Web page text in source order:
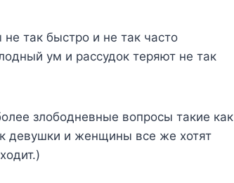
так быстро и не так часто
ум и рассудок теряют не так
злободневные вопросы такие как
девушки и женщины все же хотят